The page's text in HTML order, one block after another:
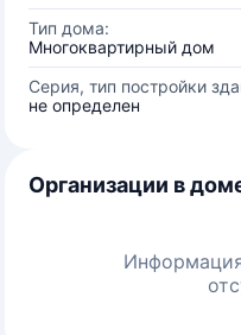
Тип дома:
Многоквартирный дом
Серия, тип постройки
не определен
Организации в